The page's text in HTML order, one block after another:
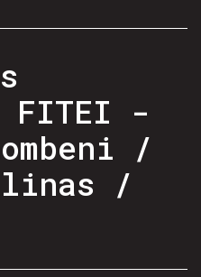
-
/
/